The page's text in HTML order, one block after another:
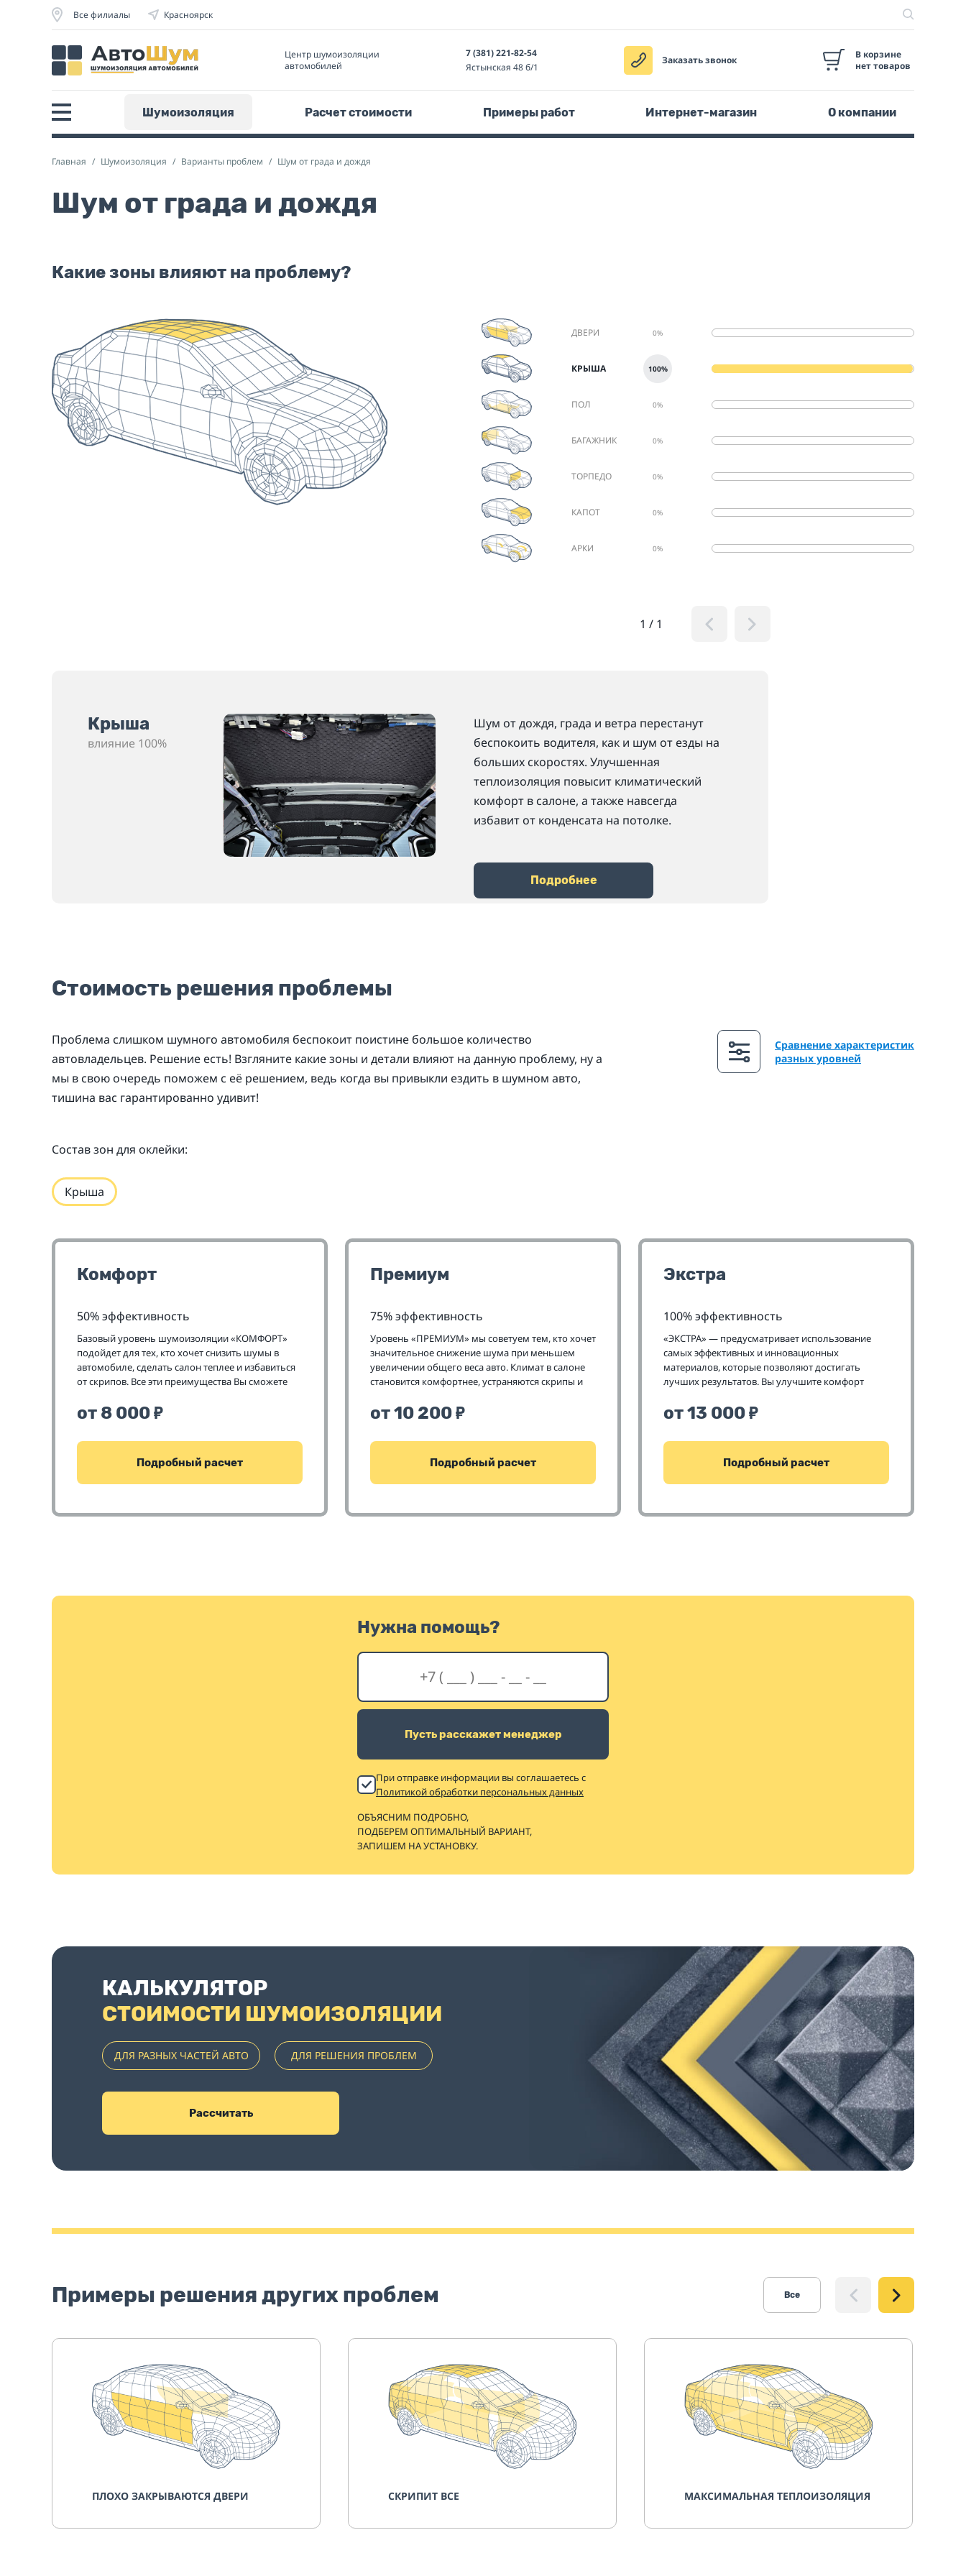
Все филиалы Красноярск
Центр шумоизоляции
автомобилей
7 (381) 221-82-54
Ястынская 48 б/1
Заказать звонок
В корзине
нет товаров
Шумоизоляция Расчет стоимости Примеры работ Интернет-магазин О компании
Главная Шумоизоляция Варианты проблем Шум от града и дождя
Шум от града и дождя
Какие зоны влияют на проблему?
ДВЕРИ 0%
КРЫША 100%
ПОЛ 0%
БАГАЖНИК 0%
ТОРПЕДО 0%
КАПОТ 0%
АРКИ 0%
1 / 1
Крыша
влияние 100%
Шум от дождя, града и ветра перестанут
беспокоить водителя, как и шум от езды на
больших скоростях. Улучшенная
теплоизоляция повысит климатический
комфорт в салоне, а также навсегда
избавит от конденсата на потолке.
Подробнее
Стоимость решения проблемы
Проблема слишком шумного автомобиля беспокоит поистине большое количество
автовладельцев. Решение есть! Взгляните какие зоны и детали влияют на данную проблему, ну а
мы в свою очередь поможем с её решением, ведь когда вы привыкли ездить в шумном авто,
тишина вас гарантированно удивит!
Сравнение характеристик
разных уровней
Состав зон для оклейки:
Крыша
Комфорт
50% эффективность
Базовый уровень шумоизоляции «КОМФОРТ»
подойдет для тех, кто хочет снизить шумы в
автомобиле, сделать салон теплее и избавиться
от скрипов. Все эти преимущества Вы сможете
от 8 000₽
Подробный расчет
Премиум
75% эффективность
Уровень «ПРЕМИУМ» мы советуем тем, кто хочет
значительное снижение шума при меньшем
увеличении общего веса авто. Климат в салоне
становится комфортнее, устраняются скрипы и
от 10 200₽
Подробный расчет
Экстра
100% эффективность
«ЭКСТРА» — предусматривает использование
самых эффективных и инновационных
материалов, которые позволяют достигать
лучших результатов. Вы улучшите комфорт
от 13 000₽
Подробный расчет
Нужна помощь?
Пусть расскажет менеджер
При отправке информации вы соглашаетесь с
Политикой обработки персональных данных
ОБЪЯСНИМ ПОДРОБНО,
ПОДБЕРЕМ ОПТИМАЛЬНЫЙ ВАРИАНТ,
ЗАПИШЕМ НА УСТАНОВКУ.
КАЛЬКУЛЯТОР
СТОИМОСТИ ШУМОИЗОЛЯЦИИ
ДЛЯ РАЗНЫХ ЧАСТЕЙ АВТО ДЛЯ РЕШЕНИЯ ПРОБЛЕМ
Рассчитать
Примеры решения других проблем Все
ПЛОХО ЗАКРЫВАЮТСЯ ДВЕРИ СКРИПИТ ВСЕ МАКСИМАЛЬНАЯ ТЕПЛОИЗОЛЯЦИЯ